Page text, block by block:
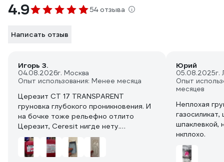
4.9 54 отзыва
Написать отзыв
Игорь З.
04.08.2026г. Москва
Опыт использования: Менее месяца
Церезит CT 17 TRANSPARENT
груновка глубокого проникновения. И
на бочке тоже рельефно отлито
Церезит, Ceresit нигде нету.
Вероятнее, подойдёт.
Юрий
05.08.2025г.
Опыт
месяцев
Неплохая
шпаклевкой,
нкплохо.